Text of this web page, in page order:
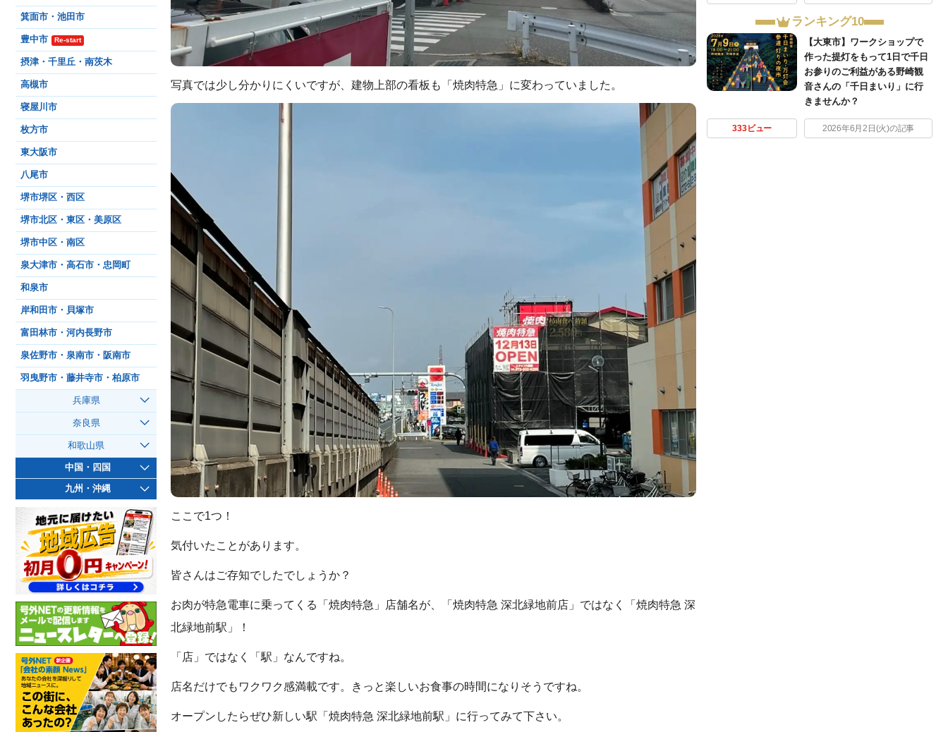
写真では少し分かりにくいですが、建物上部の看板も「焼肉特急」に変わっていました。
ここで1つ！
気付いたことがあります。
皆さんはご存知でしたでしょうか？
お肉が特急電車に乗ってくる「焼肉特急」店舗名が、「焼肉特急 深北緑地前店」ではなく「焼肉特急 深
北緑地前駅」！
「店」ではなく「駅」なんですね。
店名だけでもワクワク感満載です。きっと楽しいお食事の時間になりそうですね。
オープンしたらぜひ新しい駅「焼肉特急 深北緑地前駅」に行ってみて下さい。
ランキング10
【大東市】ワークショップで
作った提灯をもって1日で千日
お参りのご利益がある野崎観
音さんの「千日まいり」に行
きませんか？
333ビュー 2026年6月2日(火)の記事
箕面市・池田市
豊中市 Re-start
摂津・千里丘・南茨木
高槻市
寝屋川市
枚方市
東大阪市
八尾市
堺市堺区・西区
堺市北区・東区・美原区
堺市中区・南区
泉大津市・高石市・忠岡町
和泉市
岸和田市・貝塚市
富田林市・河内長野市
泉佐野市・泉南市・阪南市
羽曳野市・藤井寺市・柏原市
兵庫県
奈良県
和歌山県
中国・四国
九州・沖縄